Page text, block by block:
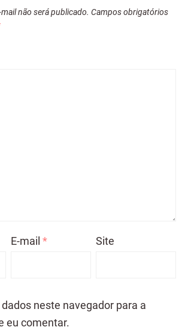
não será publicado. Campos obrigatórios
E-mail* Site
neste navegador para a
eu comentar.